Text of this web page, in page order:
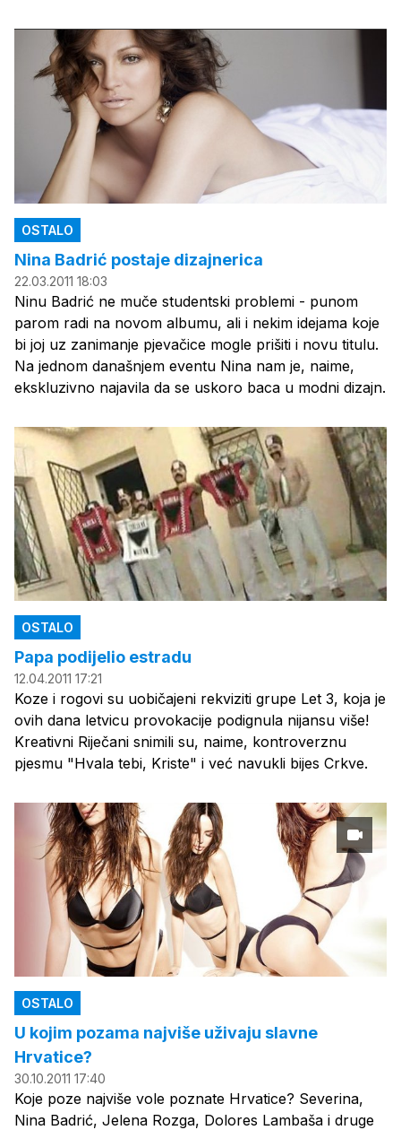
OSTALO
Nina Badrić postaje dizajnerica
22.03.2011 18:03
Ninu Badrić ne muče studentski problemi - punom
parom radi na novom albumu, ali i nekim idejama koje
bi joj uz zanimanje pjevačice mogle prišiti i novu titulu.
Na jednom današnjem eventu Nina nam je, naime,
ekskluzivno najavila da se uskoro baca u modni dizajn.
OSTALO
Papa podijelio estradu
12.04.2011 17:21
Koze i rogovi su uobičajeni rekviziti grupe Let 3, koja je
ovih dana letvicu provokacije podignula nijansu više!
Kreativni Riječani snimili su, naime, kontroverznu
pjesmu "Hvala tebi, Kriste" i već navukli bijes Crkve.
OSTALO
U kojim pozama najviše uživaju slavne
Hrvatice?
30.10.2011 17:40
Koje poze najviše vole poznate Hrvatice? Severina,
Nina Badrić, Jelena Rozga, Dolores Lambaša i druge